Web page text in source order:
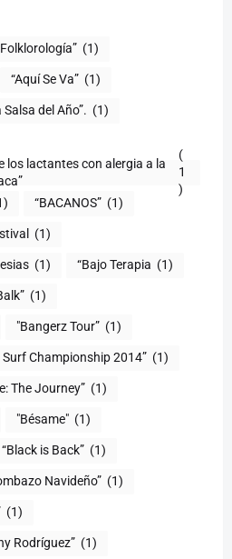
(1)
“Aquí Se Va” (1)
Salsa del Año”. (1)
los lactantes con alergia a la
(
1
)
“BACANOS” (1)
(1)
(1) “Bajo Terapia (1)
(1)
"Bangerz Tour” (1)
Championship 2014” (1)
The Journey” (1)
"Bésame" (1)
“Black is Back” (1)
Navideño” (1)
(1)
Rodríguez” (1)